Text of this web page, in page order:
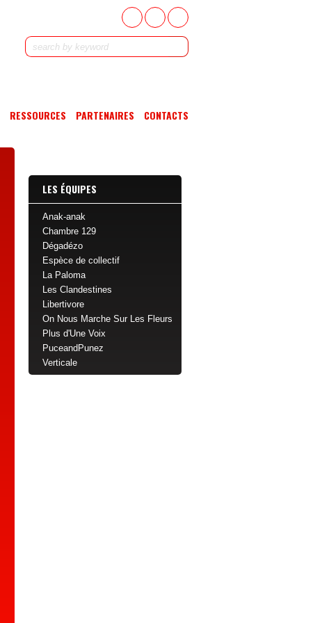
RESSOURCES PARTENAIRES CONTACTS
LES ÉQUIPES
Anak-anak
Chambre 129
Dégadézo
Espèce de collectif
La Paloma
Les Clandestines
Libertivore
On Nous Marche Sur Les Fleurs
Plus d'Une Voix
PuceandPunez
Verticale